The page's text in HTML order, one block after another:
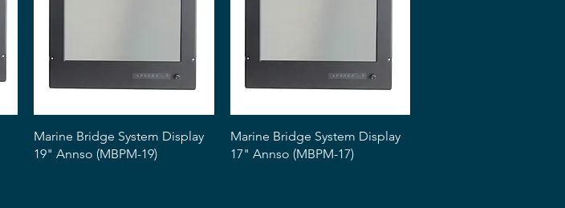
Snabbvisning
Marine Bridge System Display
19" Annso (MBPM-19)
Snabbvisning
Marine Bridge System Display
17" Annso (MBPM-17)